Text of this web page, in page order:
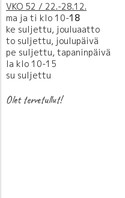
VKO 52 / 22.-28.12.
ma ja ti klo 10-18
ke suljettu, jouluaatto
to suljettu, joulupäivä
pe suljettu, tapaninpäivä
la klo 10-15
su suljettu
Olet tervetullut!